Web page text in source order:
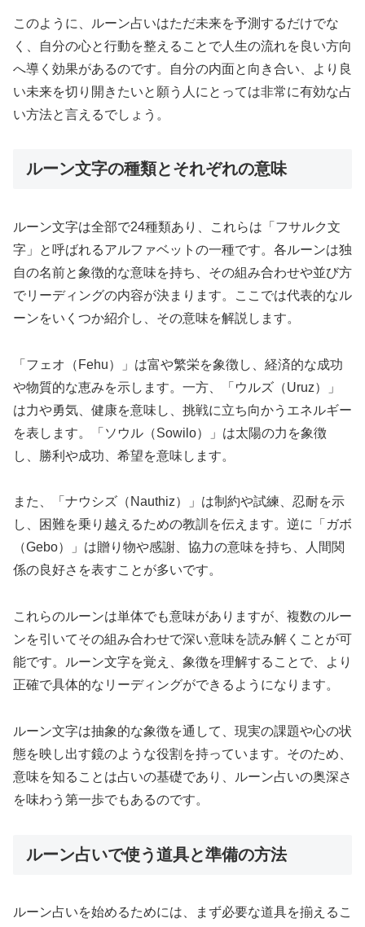
このように、ルーン占いはただ未来を予測するだけでな
く、自分の心と行動を整えることで人生の流れを良い方向
へ導く効果があるのです。自分の内面と向き合い、より良
い未来を切り開きたいと願う人にとっては非常に有効な占
い方法と言えるでしょう。
ルーン文字の種類とそれぞれの意味
ルーン文字は全部で24種類あり、これらは「フサルク文
字」と呼ばれるアルファベットの一種です。各ルーンは独
自の名前と象徴的な意味を持ち、その組み合わせや並び方
でリーディングの内容が決まります。ここでは代表的なル
ーンをいくつか紹介し、その意味を解説します。
「フェオ（Fehu）」は富や繁栄を象徴し、経済的な成功
や物質的な恵みを示します。一方、「ウルズ（Uruz）」
は力や勇気、健康を意味し、挑戦に立ち向かうエネルギー
を表します。「ソウル（Sowilo）」は太陽の力を象徴
し、勝利や成功、希望を意味します。
また、「ナウシズ（Nauthiz）」は制約や試練、忍耐を示
し、困難を乗り越えるための教訓を伝えます。逆に「ガボ
（Gebo）」は贈り物や感謝、協力の意味を持ち、人間関
係の良好さを表すことが多いです。
これらのルーンは単体でも意味がありますが、複数のルー
ンを引いてその組み合わせで深い意味を読み解くことが可
能です。ルーン文字を覚え、象徴を理解することで、より
正確で具体的なリーディングができるようになります。
ルーン文字は抽象的な象徴を通して、現実の課題や心の状
態を映し出す鏡のような役割を持っています。そのため、
意味を知ることは占いの基礎であり、ルーン占いの奥深さ
を味わう第一歩でもあるのです。
ルーン占いで使う道具と準備の方法
ルーン占いを始めるためには、まず必要な道具を揃えるこ